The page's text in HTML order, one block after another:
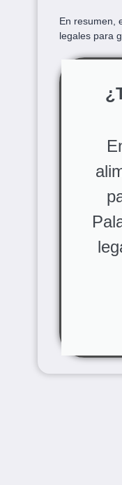
En resumen,
legales para